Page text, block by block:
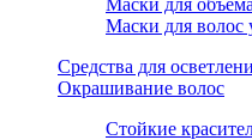
Маски для
Маски для
Средства для
Окрашивание волос
Стойкие